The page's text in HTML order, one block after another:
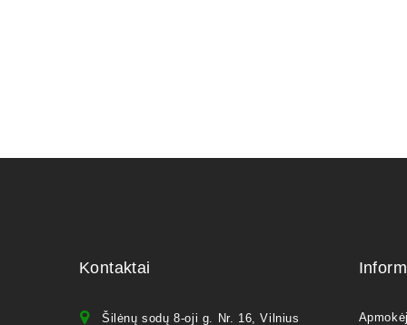
Kontaktai
Šilėnų sodų 8-oji g. Nr. 16, Vilnius